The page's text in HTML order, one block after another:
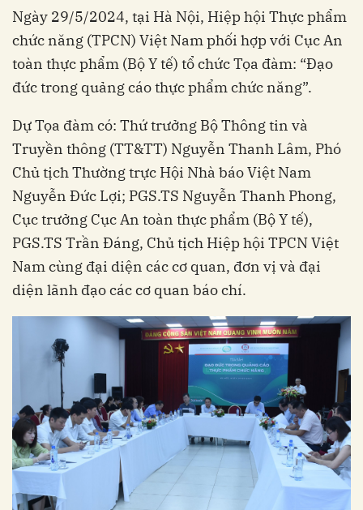
Ngày 29/5/2024, tại Hà Nội, Hiệp hội Thực phẩm
chức năng (TPCN) Việt Nam phối hợp với Cục An
toàn thực phẩm (Bộ Y tế) tổ chức Tọa đàm: “Đạo
đức trong quảng cáo thực phẩm chức năng”.
Dự Tọa đàm có: Thứ trưởng Bộ Thông tin và
Truyền thông (TT&TT) Nguyễn Thanh Lâm, Phó
Chủ tịch Thường trực Hội Nhà báo Việt Nam
Nguyễn Đức Lợi; PGS.TS Nguyễn Thanh Phong,
Cục trưởng Cục An toàn thực phẩm (Bộ Y tế),
PGS.TS Trần Đáng, Chủ tịch Hiệp hội TPCN Việt
Nam cùng đại diện các cơ quan, đơn vị và đại
diện lãnh đạo các cơ quan báo chí.